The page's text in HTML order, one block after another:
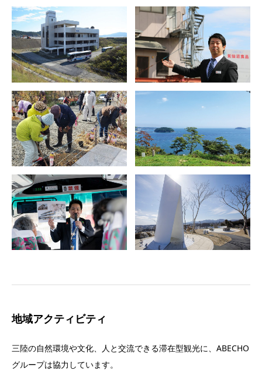
地域アクティビティ
三陸の自然環境や文化、人と交流できる滞在型観光に、ABECHO
グループは協力しています。